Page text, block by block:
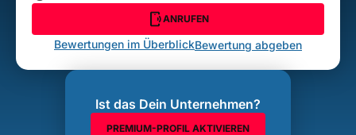
ANRUFEN
Bewertungen im ÜberblickBewertung abgeben
Ist das Dein Unternehmen?
PREMIUM-PROFIL AKTIVIEREN